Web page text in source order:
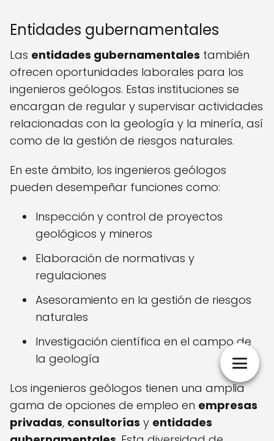
Entidades gubernamentales
Las entidades gubernamentales también
ofrecen oportunidades laborales para los
ingenieros geólogos. Estas instituciones se
encargan de regular y supervisar actividades
relacionadas con la geología y la minería, así
como de la gestión de riesgos naturales.
En este ámbito, los ingenieros geólogos
pueden desempeñar funciones como:
Inspección y control de proyectos
geológicos y mineros
Elaboración de normativas y
regulaciones
Asesoramiento en la gestión de riesgos
naturales
Investigación científica en el campo de
la geología
Los ingenieros geólogos tienen una amplia
gama de opciones de empleo en empresas
privadas, consultorías y entidades